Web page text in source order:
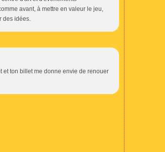
avant, à mettre en valeur le jeu,
des idées.
et ton billet me donne envie de renouer